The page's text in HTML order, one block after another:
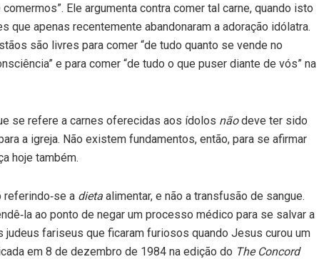
Ele argumenta con­tra comer tal carne, quando isto
que apenas recentemente abandonaram a adoração idólatra.
são li­vres para comer “de tudo quanto se vende no
e para comer “de tudo o que puser diante de vós” na
se refere a carnes oferecidas aos ídolos nãodeve ter sido
a igreja. Não existem fundamentos, então, para se afirmar
hoje também.
referindo‑se a dieta alimentar, e não a transfusão de sangue.
ao ponto de negar um processo médico para se salvar a
fariseus que ficaram furiosos quando Jesus curou um
em 8 de dezembro de 1984 na edição do The Concord